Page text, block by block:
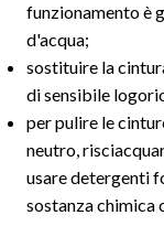
funzionamento è
d'acqua;
sostituire la
di sensibile
per pulire le
neutro,
usare detergenti
sostanza chimica